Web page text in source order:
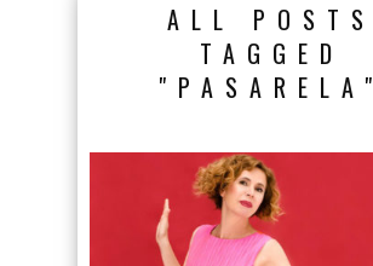
ALL POSTS
TAGGED
"PASARELA"